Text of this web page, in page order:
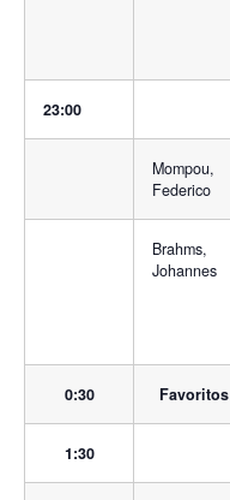
23:00
Mompou,
Federico
Brahms,
Johannes
0:30
1:30